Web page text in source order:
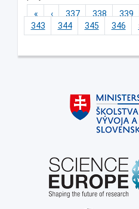
«
‹ 337 338 339
343
344 345 346